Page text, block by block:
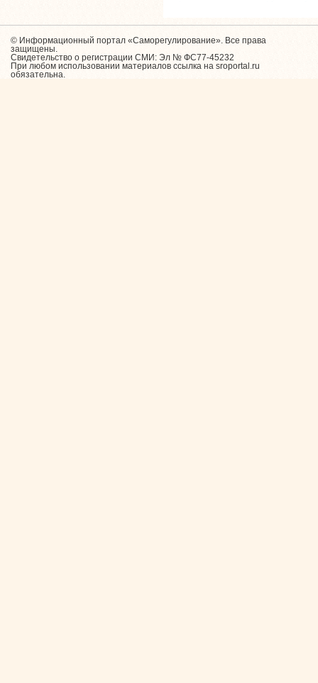
© Информационный портал «Саморегулирование». Все права
защищены.
Свидетельство о регистрации СМИ: Эл № ФС77-45232
При любом использовании материалов ссылка на sroportal.ru
обязательна.